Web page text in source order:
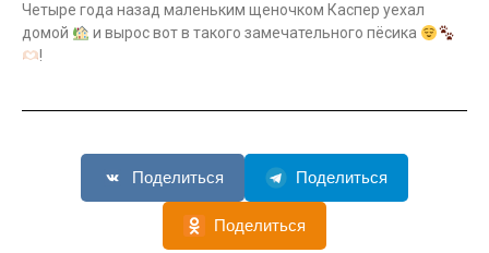
Четыре года назад маленьким щеночком Каспер уехал
домой
и вырос вот в такого замечательного пёсика
!
Поделиться Поделиться
Поделиться